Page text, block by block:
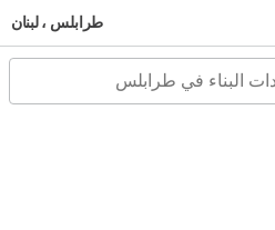
طرابلس ، لبنان